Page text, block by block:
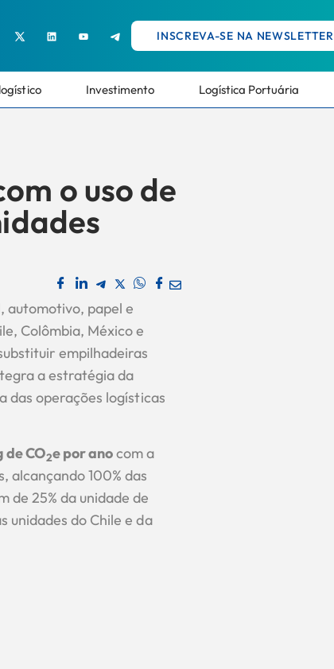
INSCREVA-SE NA NEWSLETTER
Investimento Logística Portuária
o uso de
automotivo, papel e
Colômbia, México e
empilhadeiras
a estratégia da
das operações logísticas
de CO2e por anocom a
alcançando 100% das
de 25% da unidade de
unidades do Chile e da